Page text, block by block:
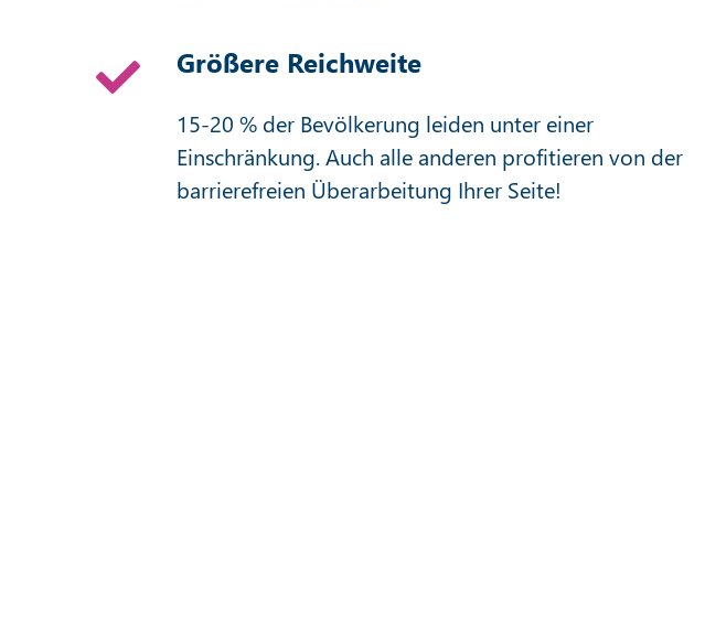
Größere Reichweite
15-20 % der Bevölkerung leiden unter einer
Einschränkung. Auch alle anderen profitieren von der
barrierefreien Überarbeitung Ihrer Seite!